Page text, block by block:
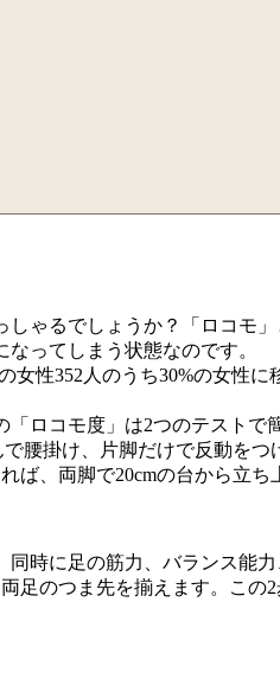
ゃるでしょうか？「ロコモ
ってしまう状態なのです。
性352人のうち30%の女性
ロコモ度」は2つのテストで
腰掛け、片脚だけで反動を
、両脚で20cmの台から立
時に足の筋力、バランス能
のつま先を揃えます。こ